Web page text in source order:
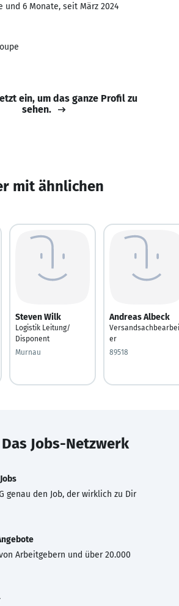
und 6 Monate, seit März 2024
ein, um das ganze Profil zu
sehen.
mit ähnlichen
Steven Wilk
Logistik Leitung/
Disponent
Murnau
Andreas Albeck
er
89518
Das Jobs-Netzwerk
genau den Job, der wirklich zu Dir
Arbeitgebern und über 20.000